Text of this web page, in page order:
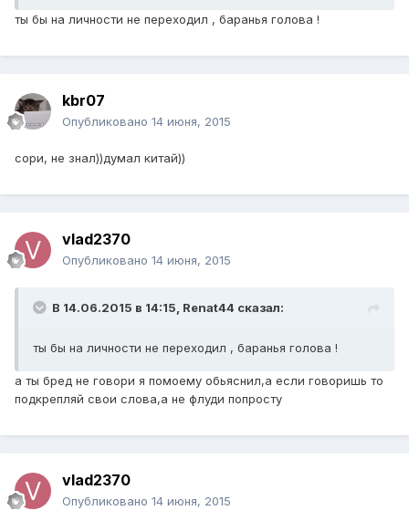
ты бы на личности не переходил , баранья голова !
kbr07
Опубликовано 14 июня, 2015
сори, не знал))думал китай))
vlad2370
Опубликовано 14 июня, 2015
В 14.06.2015 в 14:15, Renat44 сказал:
ты бы на личности не переходил , баранья голова !
а ты бред не говори я помоему обьяснил,а если говоришь то
подкрепляй свои слова,а не флуди попросту
vlad2370
Опубликовано 14 июня, 2015